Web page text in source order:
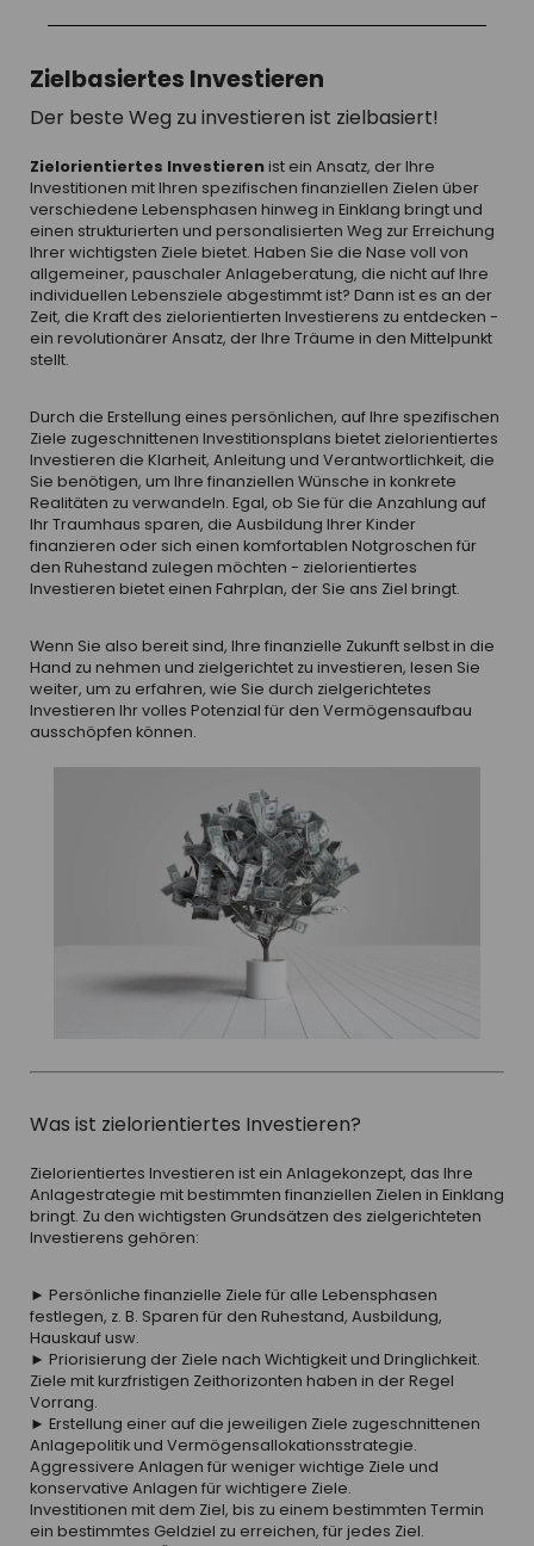
Zielbasiertes Investieren
Der beste Weg zu investieren ist zielbasiert!
Zielorientiertes Investierenist ein Ansatz, der Ihre
Investitionen mit Ihren spezifischen finanziellen Zielen über
verschiedene Lebensphasen hinweg in Einklang bringt und
einen strukturierten und personalisierten Weg zur Erreichung
Ihrer wichtigsten Ziele bietet. Haben Sie die Nase voll von
allgemeiner, pauschaler Anlageberatung, die nicht auf Ihre
individuellen Lebensziele abgestimmt ist? Dann ist es an der
Zeit, die Kraft des zielorientierten Investierens zu entdecken -
ein revolutionärer Ansatz, der Ihre Träume in den Mittelpunkt
stellt.
Durch die Erstellung eines persönlichen, auf Ihre spezifischen
Ziele zugeschnittenen Investitionsplans bietet zielorientiertes
Investieren die Klarheit, Anleitung und Verantwortlichkeit, die
Sie benötigen, um Ihre finanziellen Wünsche in konkrete
Realitäten zu verwandeln. Egal, ob Sie für die Anzahlung auf
Ihr Traumhaus sparen, die Ausbildung Ihrer Kinder
finanzieren oder sich einen komfortablen Notgroschen für
den Ruhestand zulegen möchten - zielorientiertes
Investieren bietet einen Fahrplan, der Sie ans Ziel bringt.
Wenn Sie also bereit sind, Ihre finanzielle Zukunft selbst in die
Hand zu nehmen und zielgerichtet zu investieren, lesen Sie
weiter, um zu erfahren, wie Sie durch zielgerichtetes
Investieren Ihr volles Potenzial für den Vermögensaufbau
ausschöpfen können.
Was ist zielorientiertes Investieren?
Zielorientiertes Investieren ist ein Anlagekonzept, das Ihre
Anlagestrategie mit bestimmten finanziellen Zielen in Einklang
bringt. Zu den wichtigsten Grundsätzen des zielgerichteten
Investierens gehören:
► Persönliche finanzielle Ziele für alle Lebensphasen
festlegen, z. B. Sparen für den Ruhestand, Ausbildung,
Hauskauf usw.
► Priorisierung der Ziele nach Wichtigkeit und Dringlichkeit.
Ziele mit kurzfristigen Zeithorizonten haben in der Regel
Vorrang.
► Erstellung einer auf die jeweiligen Ziele zugeschnittenen
Anlagepolitik und Vermögensallokationsstrategie.
Aggressivere Anlagen für weniger wichtige Ziele und
konservative Anlagen für wichtigere Ziele.
Investitionen mit dem Ziel, bis zu einem bestimmten Termin
ein bestimmtes Geldziel zu erreichen, für jedes Ziel.